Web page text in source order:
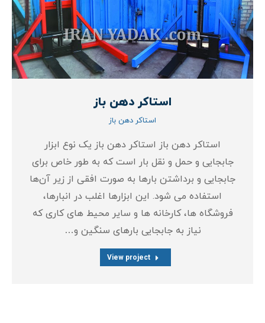
استاکر دهن باز
استاکر دهن باز
استاکر دهن باز استاکر دهن باز یک نوع ابزار
جابجایی و حمل و نقل بار است که به طور خاص برای
جابجایی و برداشتن بارها به صورت افقی از زیر آن‌ها
استفاده می‌ شود. این ابزارها اغلب در انبارها،
فروشگاه‌ ها، کارخانه‌ ها و سایر محیط‌ های کاری که
نیاز به جابجایی بارهای سنگین و…
View project